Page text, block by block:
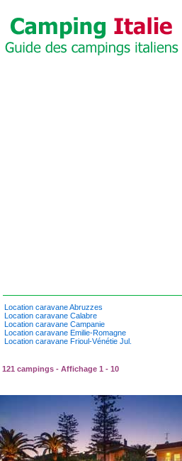
Location caravane Abruzzes
Location caravane Calabre
Location caravane Campanie
Location caravane Emilie-Romagne
Location caravane Frioul-Vénétie Jul.
121 campings - Affichage 1 - 10